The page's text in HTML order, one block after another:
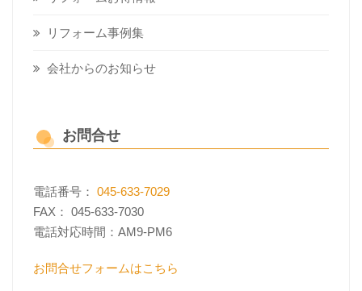
リフォーム事例集
会社からのお知らせ
お問合せ
電話番号： 045-633-7029
FAX： 045-633-7030
電話対応時間：AM9-PM6
お問合せフォームはこちら